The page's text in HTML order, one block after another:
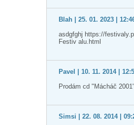
Blah | 25. 01. 2023 |
asdgfghj https://
Festiv alu.html
Pavel | 10. 11. 2014 |
Prodám cd "Mácháč
Simsi | 22. 08. 2014 |